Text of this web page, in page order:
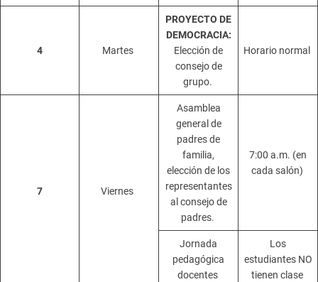
4 Martes
PROYECTO DE
DEMOCRACIA:
Elección de
consejo de
grupo.
Horario normal
7 Viernes
Asamblea
general de
padres de
familia,
elección de los
representantes
al consejo de
padres.
7:00 a.m. (en
cada salón)
Jornada
pedagógica
docentes
Los
estudiantes NO
tienen clase